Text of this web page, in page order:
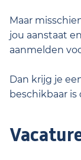
Maar
jou aanstaat
aanmelden
Dan krijg je
beschikbaar